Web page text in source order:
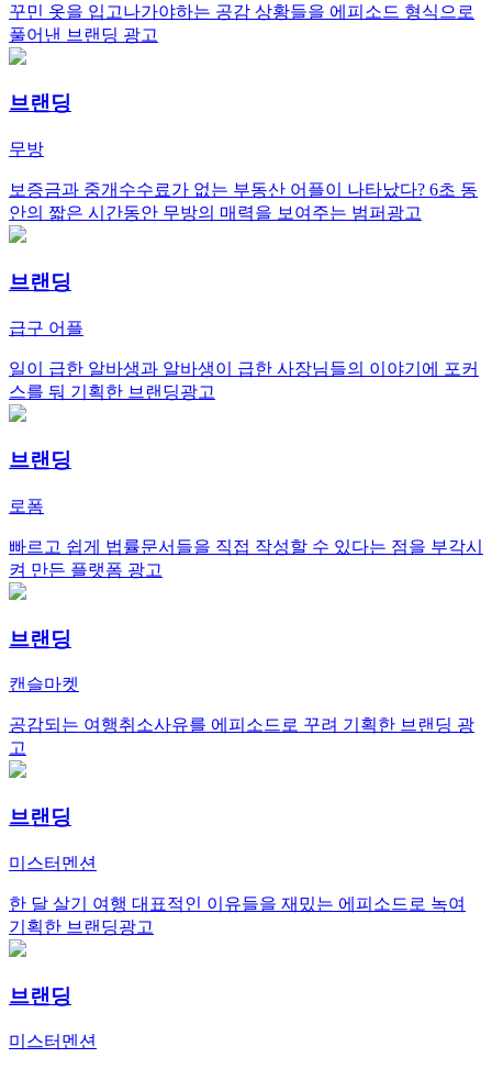
꾸민 옷을 입고나가야하는 공감 상황들을 에피소드 형식으로
풀어낸 브랜딩 광고
브랜딩
무방
보증금과 중개수수료가 없는 부동산 어플이 나타났다? 6초 동
안의 짧은 시간동안 무방의 매력을 보여주는 범퍼광고
브랜딩
급구 어플
일이 급한 알바생과 알바생이 급한 사장님들의 이야기에 포커
스를 둬 기획한 브랜딩광고
브랜딩
로폼
빠르고 쉽게 법률문서들을 직접 작성할 수 있다는 점을 부각시
켜 만든 플랫폼 광고
브랜딩
캔슬마켓
공감되는 여행취소사유를 에피소드로 꾸려 기획한 브랜딩 광
고
브랜딩
미스터멘션
한 달 살기 여행 대표적인 이유들을 재밌는 에피소드로 녹여
기획한 브랜딩광고
브랜딩
미스터멘션